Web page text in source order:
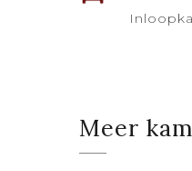
Meer